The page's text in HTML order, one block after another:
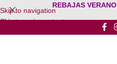
Skip to navigation
Skip to main content
REBAJAS VERANO